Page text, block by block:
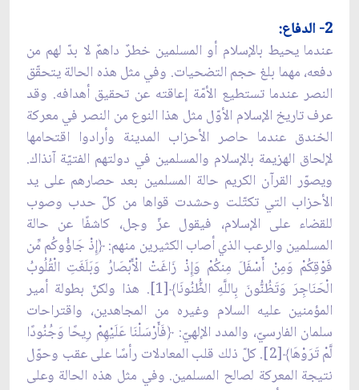
2- الدفاع:
عندما يحيط بالإسلام أو المسلمين خطرٌ داهمٌ لا بدّ لهم من
دفعه، مهما بلغ حجم التضحيات. وفي مثل هذه الحالة يتحقّق
النصر عندما تستطيع الأمّة إعاقته عن تحقيق أهدافه. وقد
عرف تاريخ الإسلام الأوّل مثل هذا النوع من النصر في معركة
الخندق عندما حاصر الأحزاب المدينة وأرادوا اقتحامها
لإلحاق الهزيمة بالإسلام والمسلمين في دولتهم الفتيّة آنذاك.
ويصوّر القرآن الكريم حالة المسلمين بعد حصارهم على يد
الأحزاب التي تكتّلت وحشدت قواها من كلّ حدب وصوب
للقضاء على الإسلام، فيقول عزّ وجل، كاشفًا عن حالة
المسلمين والرعب الذي أصاب الكثيرين منهم: ﴿إِذْ جَاؤُوكُم مِّن
فَوْقِكُمْ وَمِنْ أَسْفَلَ مِنكُمْ وَإِذْ زَاغَتْ الْأَبْصَارُ وَبَلَغَتِ الْقُلُوبُ
الْحَنَاجِرَ وَتَظُنُّونَ بِاللَّهِ الظُّنُونَا﴾[1]. هذا ولكنّ بطولة أمير
المؤمنين عليه السلام وغيره من المجاهدين، واقتراحات
سلمان الفارسيّ، والمدد الإلهيّ: ﴿فَأَرْسَلْنَا عَلَيْهِمْ رِيحًا وَجُنُودًا
لَّمْ تَرَوْهَا﴾[2]. كلّ ذلك قلب المعادلات رأسًا على عقب وحوّل
نتيجة المعركة لصالح المسلمين. وفي مثل هذه الحالة وعلى